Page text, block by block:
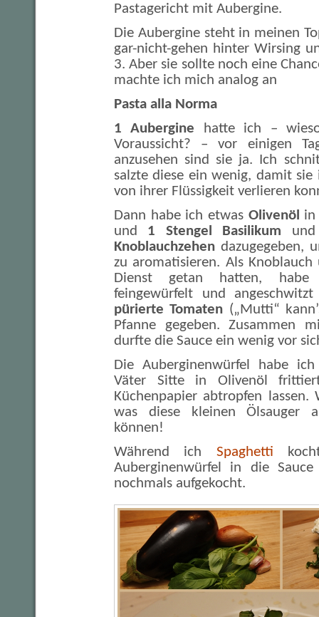
Pastagericht mit Aubergine.
Die Aubergine steht in meinen
gar-nicht-gehen hinter Wirsing
3. Aber sie sollte noch eine
machte ich mich analog an
Pasta alla Norma
1 Aubergine hatte ich –
Voraussicht? – vor einigen
anzusehen sind sie ja. Ich
salzte diese ein wenig, damit sie
von ihrer Flüssigkeit verlieren
Dann habe ich etwas Olivenöl in
und 1 Stengel Basilikum
Knoblauchzehen dazugegeben,
zu aromatisieren. Als
Dienst getan hatten,
feingewürfelt und
pürierte Tomaten („Mutti“
Pfanne gegeben. Zusammen
durfte die Sauce ein wenig vor
Die Auberginenwürfel habe
Väter Sitte in Olivenöl
Küchenpapier abtropfen lassen.
was diese kleinen Ölsauger
können!
Während ich Spaghetti
Auberginenwürfel in die
nochmals aufgekocht.